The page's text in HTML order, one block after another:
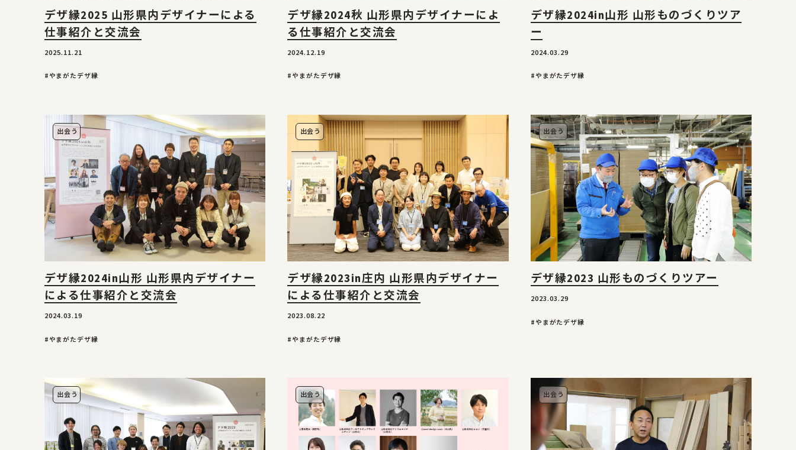
レポート
お問合せ
デザ縁2025 山形県内デザイナーによる
仕事紹介と交流会
2025.11.21
#やまがたデザ縁
デザ縁2024秋 山形県内デザイナーによ
る仕事紹介と交流会
2024.12.19
#やまがたデザ縁
デザ縁2024in山形 山形ものづくりツア
ー
2024.03.29
#やまがたデザ縁
出会う
デザ縁2024in山形 山形県内デザイナー
による仕事紹介と交流会
2024.03.19
#やまがたデザ縁
出会う
デザ縁2023in庄内 山形県内デザイナー
による仕事紹介と交流会
2023.08.22
#やまがたデザ縁
出会う
デザ縁2023 山形ものづくりツアー
2023.03.29
#やまがたデザ縁
出会う 出会う 出会う